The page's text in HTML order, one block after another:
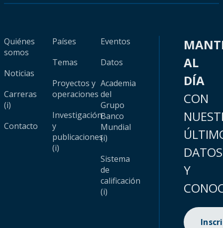
Quiénes
somos
Noticias
Carreras
(i)
Contacto
Países
Temas
Proyectos y
operaciones
Investigación
y
publicaciones
(i)
Eventos
Datos
Academia
del
Grupo
Banco
Mundial
(i)
Sistema
de
calificación
(i)
AL
DÍA
CON
DATOS
Y